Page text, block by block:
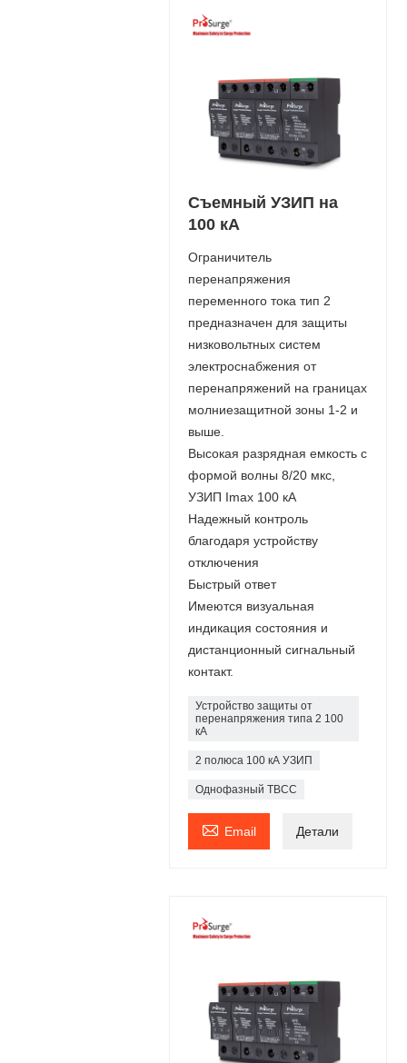
Съемный УЗИП на
100 кА
Ограничитель
перенапряжения
переменного тока тип 2
предназначен для защиты
низковольтных систем
электроснабжения от
перенапряжений на границах
молниезащитной зоны 1-2 и
выше.
Высокая разрядная емкость с
формой волны 8/20 мкс,
УЗИП Imax 100 кА
Надежный контроль
благодаря устройству
отключения
Быстрый ответ
Имеются визуальная
индикация состояния и
дистанционный сигнальный
контакт.
Устройство защиты от
перенапряжения типа 2 100
кА
2 полюса 100 кА УЗИП
Однофазный ТВСС
 Email Детали